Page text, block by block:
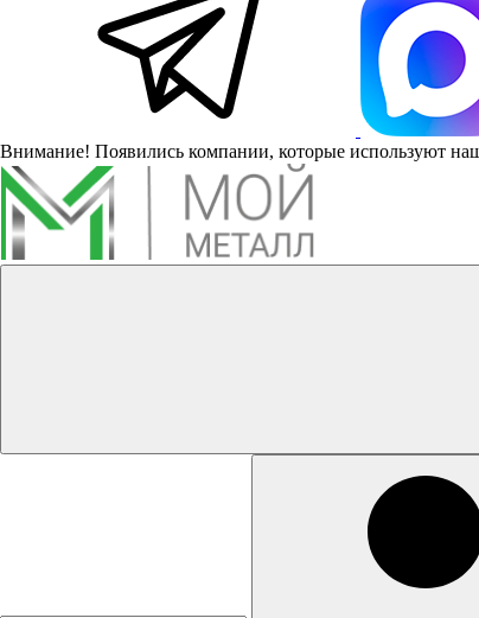
Внимание! Появились компании, которые используют